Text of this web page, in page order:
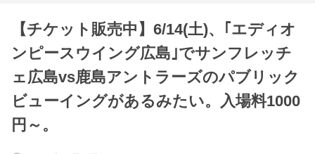
【チケット販売中】6/14(土)、｢エディオ
ンピースウイング広島｣でサンフレッチ
ェ広島vs鹿島アントラーズのパブリック
ビューイングがあるみたい。入場料1000
円～。